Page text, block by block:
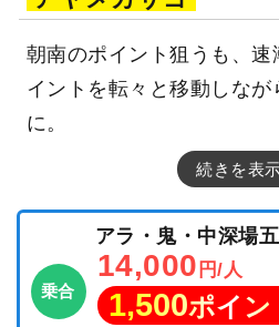
朝南のポイント狙うも、
イントを転々と移動しな
に。
続きを表
乗合
アラ・鬼・中深場
14,000 円/人
1,500ポイン